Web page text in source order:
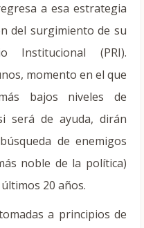
a esa estrategia
del surgimiento de su
Institucional (PRI).
momento en el que
bajos niveles de
será de ayuda, dirán
de enemigos
noble de la política)
20 años.
a principios de